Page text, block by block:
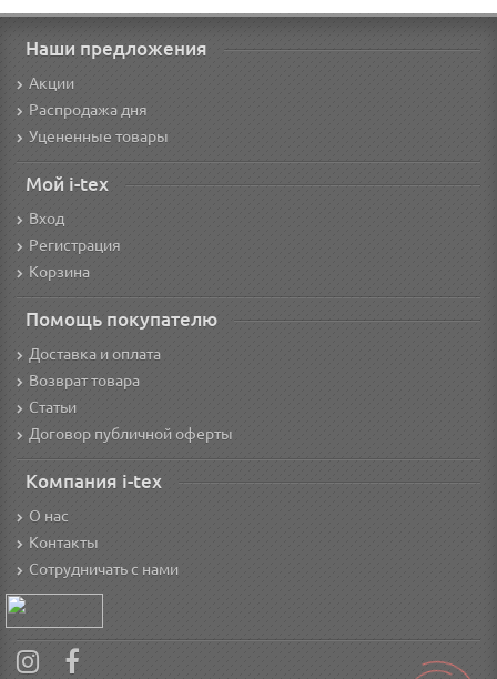
Наши предложения
Акции
Распродажа дня
Уцененные товары
Мой i-tex
Вход
Регистрация
Корзина
Помощь покупателю
Доставка и оплата
Возврат товара
Статьи
Договор публичной оферты
Компания i-tex
О нас
Контакты
Сотрудничать с нами